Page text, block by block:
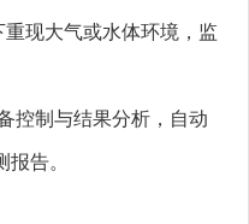
现大气或水体环境，监
控制与结果分析，自动
告。